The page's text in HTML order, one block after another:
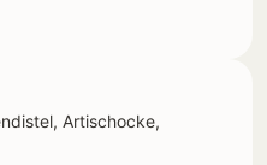
Artischocke,